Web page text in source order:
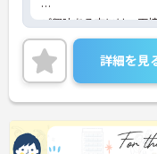
ご興味ある方には、面
詳細をお話しいたしま
い！
詳細を見